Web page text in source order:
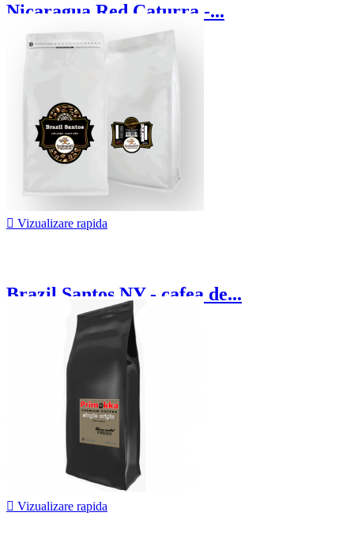
Nicaragua Red Caturra -...
71,25 lei
 Vizualizare rapida
Brazil Santos NY - cafea de...
 Vizualizare rapida